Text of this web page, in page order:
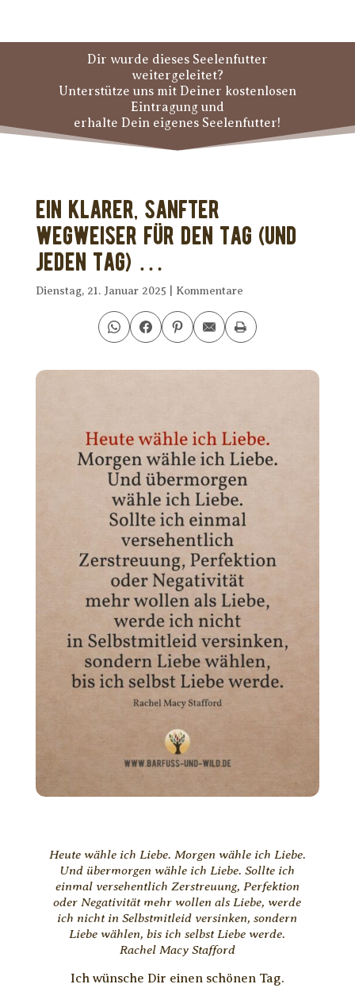
Dir wurde dieses Seelenfutter
weitergeleitet?
Unterstütze uns mit Deiner kostenlosen
Eintragung und
erhalte Dein eigenes Seelenfutter!
Ein klarer, sanfter
Wegweiser für den Tag (und
jeden Tag) …
Dienstag, 21. Januar 2025 Kommentare
Heute wähle ich Liebe. Morgen wähle ich Liebe.
Und übermorgen wähle ich Liebe. Sollte ich
einmal versehentlich Zerstreuung, Perfektion
oder Negativität mehr wollen als Liebe, werde
ich nicht in Selbstmitleid versinken, sondern
Liebe wählen, bis ich selbst Liebe werde.
Rachel Macy Stafford
Ich wünsche Dir einen schönen Tag.